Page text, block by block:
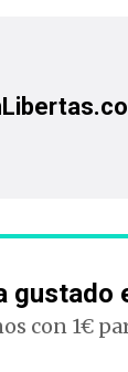
gustado
con 1€